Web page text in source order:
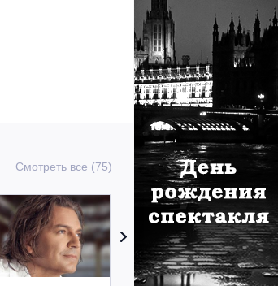
Смотреть все (75)